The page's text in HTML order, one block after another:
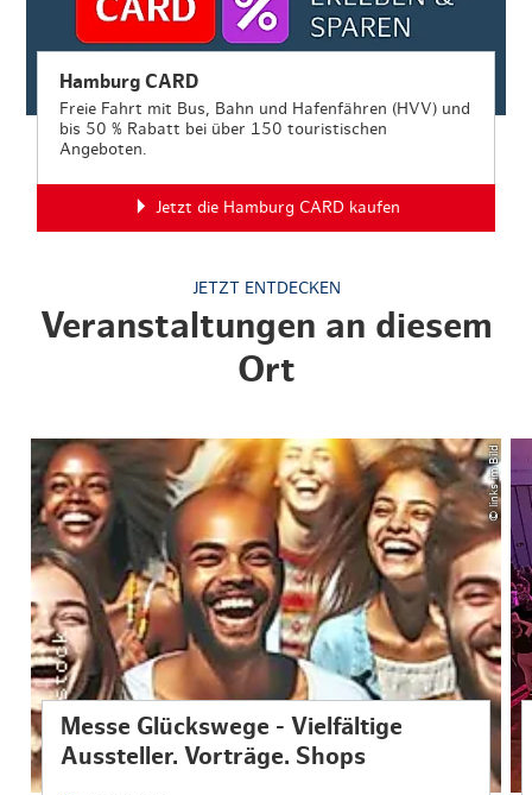
Hamburg CARD
Freie Fahrt mit Bus, Bahn und Hafenfähren (HVV) und
bis 50 % Rabatt bei über 150 touristischen
Angeboten.
Jetzt die Hamburg CARD kaufen
JETZT ENTDECKEN
Veranstaltungen an diesem
Ort
© links im Bild
Messe Glückswege - Vielfältige
Aussteller. Vorträge. Shops